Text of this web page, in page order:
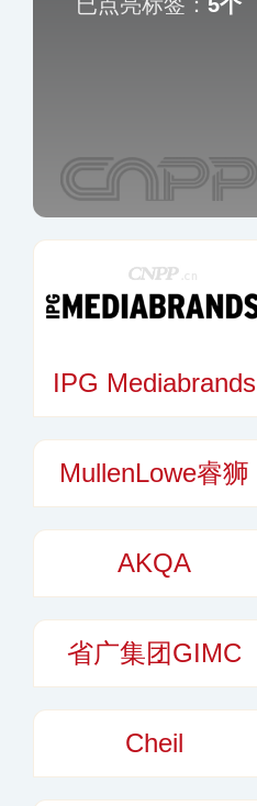
IPG Mediabrands
MullenLowe睿狮
AKQA
省广集团GIMC
Cheil